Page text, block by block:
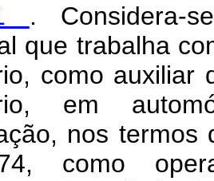
. Considera-
que trabalha
como auxiliar
em
nos
como